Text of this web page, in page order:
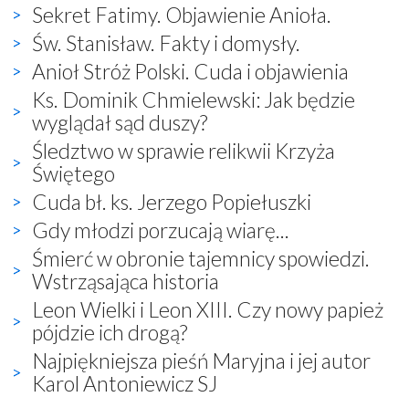
Sekret Fatimy. Objawienie Anioła.
Św. Stanisław. Fakty i domysły.
Anioł Stróż Polski. Cuda i objawienia
Ks. Dominik Chmielewski: Jak będzie
wyglądał sąd duszy?
Śledztwo w sprawie relikwii Krzyża
Świętego
Cuda bł. ks. Jerzego Popiełuszki
Gdy młodzi porzucają wiarę...
Śmierć w obronie tajemnicy spowiedzi.
Wstrząsająca historia
Leon Wielki i Leon XIII. Czy nowy papież
pójdzie ich drogą?
Najpiękniejsza pieśń Maryjna i jej autor
Karol Antoniewicz SJ